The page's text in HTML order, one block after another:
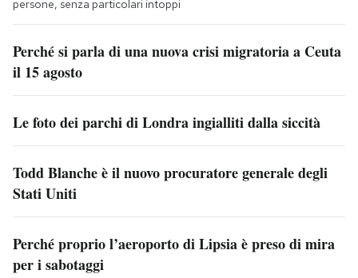
persone, senza particolari intoppi
Perché si parla di una nuova crisi migratoria a Ceuta
il 15 agosto
Le foto dei parchi di Londra ingialliti dalla siccità
Todd Blanche è il nuovo procuratore generale degli
Stati Uniti
Perché proprio l’aeroporto di Lipsia è preso di mira
per i sabotaggi